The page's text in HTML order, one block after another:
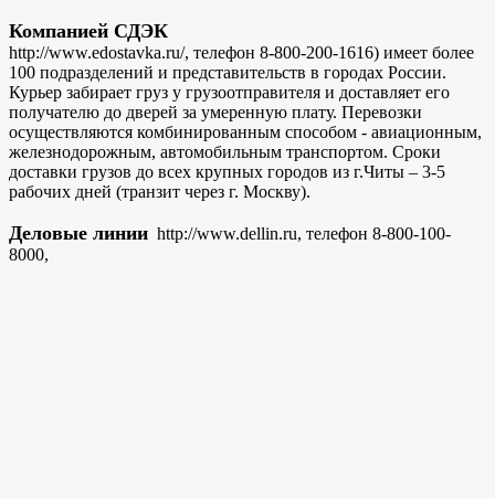
Компанией СДЭК
http://www.edostavka.ru/, телефон 8-800-200-1616) имеет более
100 подразделений и представительств в городах России.
Курьер забирает груз у грузоотправителя и доставляет его
получателю до дверей за умеренную плату. Перевозки
осуществляются комбинированным способом - авиационным,
железнодорожным, автомобильным транспортом. Сроки
доставки грузов до всех крупных городов из г.Читы – 3-5
рабочих дней (транзит через г. Москву).
Деловые линии http://www.dellin.ru, телефон 8-800-100-
8000,